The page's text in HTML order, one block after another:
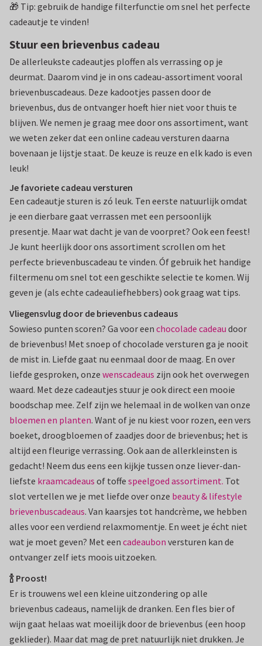
🎁 Tip: gebruik de handige filterfunctie om snel het perfecte
cadeautje te vinden!
Stuur een brievenbus cadeau
De allerleukste cadeautjes ploffen als verrassing op je
deurmat. Daarom vind je in ons cadeau-assortiment vooral
brievenbuscadeaus. Deze kadootjes passen door de
brievenbus, dus de ontvanger hoeft hier niet voor thuis te
blijven. We nemen je graag mee door ons assortiment, want
we weten zeker dat een online cadeau versturen daarna
bovenaan je lijstje staat. De keuze is reuze en elk kado is even
leuk!
Je favoriete cadeau versturen
Een cadeautje sturen is zó leuk. Ten eerste natuurlijk omdat
je een dierbare gaat verrassen met een persoonlijk
presentje. Maar wat dacht je van de voorpret? Ook een feest!
Je kunt heerlijk door ons assortiment scrollen om het
perfecte brievenbuscadeau te vinden. Óf gebruik het handige
filtermenu om snel tot een geschikte selectie te komen. Wij
geven je (als echte cadeauliefhebbers) ook graag wat tips.
Vliegensvlug door de brievenbus cadeaus
Sowieso punten scoren? Ga voor een chocolade cadeau door
de brievenbus! Met snoep of chocolade versturen ga je nooit
de mist in. Liefde gaat nu eenmaal door de maag. En over
liefde gesproken, onze wenscadeaus zijn ook het overwegen
waard. Met deze cadeautjes stuur je ook direct een mooie
boodschap mee. Zelf zijn we helemaal in de wolken van onze
bloemen en planten. Want of je nu kiest voor rozen, een vers
boeket, droogbloemen of zaadjes door de brievenbus; het is
altijd een fleurige verrassing. Ook aan de allerkleinsten is
gedacht! Neem dus eens een kijkje tussen onze liever-dan-
liefste kraamcadeaus of toffe speelgoed assortiment. Tot
slot vertellen we je met liefde over onze beauty & lifestyle
brievenbuscadeaus. Van kaarsjes tot handcrème, we hebben
alles voor een verdiend relaxmomentje. En weet je écht niet
wat je moet geven? Met een cadeaubon versturen kan de
ontvanger zelf iets moois uitzoeken.
🍾 Proost!
Er is trouwens wel een kleine uitzondering op alle
brievenbus cadeaus, namelijk de dranken. Een fles bier of
wijn gaat helaas wat moeilijk door de brievenbus (een hoop
geklieder). Maar dat mag de pret natuurlijk niet drukken. Je